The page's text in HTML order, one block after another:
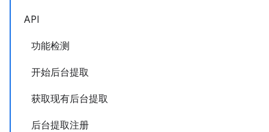
API
功能检测
开始后台提取
获取现有后台提取
后台提取注册